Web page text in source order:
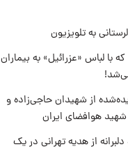
به تلویزیون
با لباس «عزرائیل» به بیماران
از شهیدان حاجی‌زاده و
شهید هوافضای ایران
از هدیه تهرانی در یک